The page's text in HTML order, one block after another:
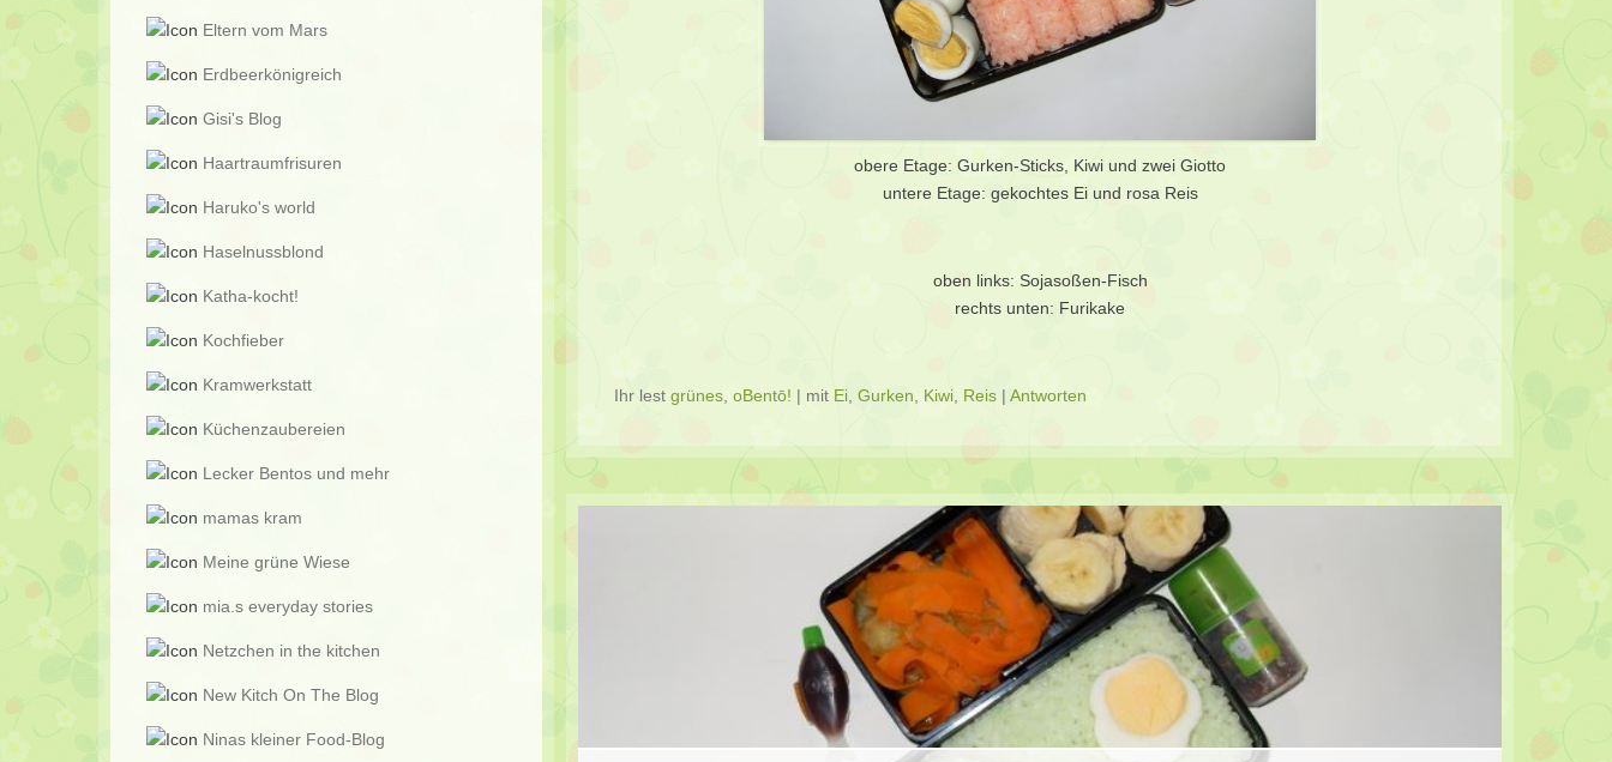
obere Etage: Gurken-Sticks, Kiwi und zwei Giotto
untere Etage: gekochtes Ei und rosa Reis
oben links: Sojasoßen-Fisch
rechts unten: Furikake
Ihr lest grünes oBentō! | mit Ei Gurken Kiwi Reis | Antworten
Eltern vom Mars
Erdbeerkönigreich
Gisi's Blog
Haartraumfrisuren
Haruko's world
Haselnussblond
Katha-kocht!
Kochfieber
Kramwerkstatt
Küchenzaubereien
Lecker Bentos und mehr
mamas kram
Meine grüne Wiese
mia.s everyday stories
Netzchen in the kitchen
New Kitch On The Blog
Ninas kleiner Food-Blog